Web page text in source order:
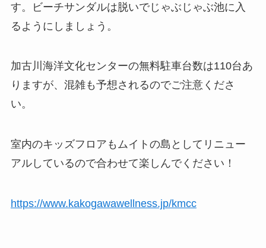
す。ビーチサンダルは脱いでじゃぶじゃぶ池に入
るようにしましょう。
加古川海洋文化センターの無料駐車台数は110台あ
りますが、混雑も予想されるのでご注意くださ
い。
室内のキッズフロアもムイトの島としてリニュー
アルしているので合わせて楽しんでください！
https://www.kakogawawellness.jp/kmcc